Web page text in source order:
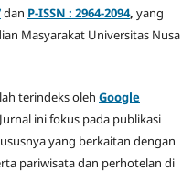
dan P-ISSN : 2964-2094, yang
Masyarakat Universitas Nusa
terindeks oleh Google
ini fokus pada publikasi
yang berkaitan dengan
pariwisata dan perhotelan di